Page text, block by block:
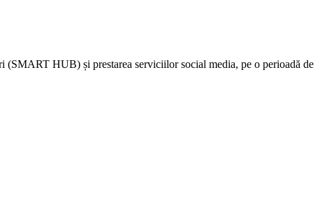
(SMART HUB) și prestarea serviciilor social media, pe o perioadă de